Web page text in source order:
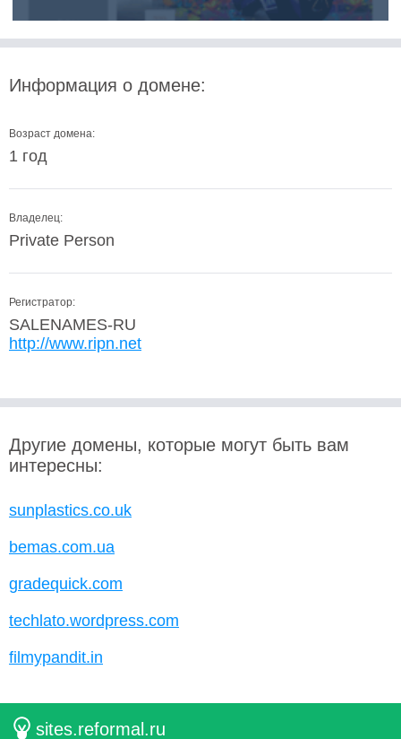
Информация о домене:
Возраст домена:
1 год
Владелец:
Private Person
Регистратор:
SALENAMES-RU
http://www.ripn.net
Другие домены, которые могут быть вам
интересны:
sunplastics.co.uk
bemas.com.ua
gradequick.com
techlato.wordpress.com
filmypandit.in
sites.reformal.ru